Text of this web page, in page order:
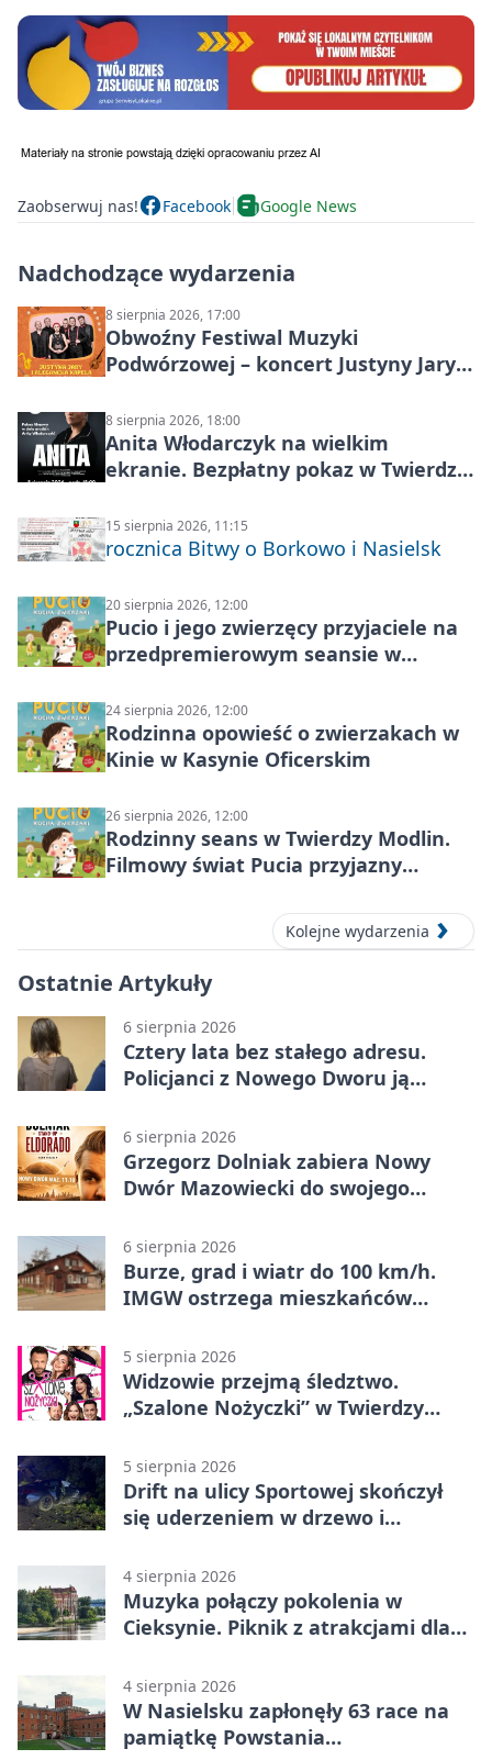
Zaobserwuj nas! Facebook Google News
Nadchodzące wydarzenia
8 sierpnia 2026, 17:00
Obwoźny Festiwal Muzyki
Podwórzowej – koncert Justyny Jary i
8 sierpnia 2026, 18:00
Anita Włodarczyk na wielkim
ekranie. Bezpłatny pokaz w Twierdzy
15 sierpnia 2026, 11:15
rocznica Bitwy o Borkowo i Nasielsk
20 sierpnia 2026, 12:00
Pucio i jego zwierzęcy przyjaciele na
przedpremierowym seansie w
24 sierpnia 2026, 12:00
Rodzinna opowieść o zwierzakach w
Kinie w Kasynie Oficerskim
26 sierpnia 2026, 12:00
Rodzinny seans w Twierdzy Modlin.
Filmowy świat Pucia przyjazny
Kolejne wydarzenia
Ostatnie Artykuły
6 sierpnia 2026
Cztery lata bez stałego adresu.
Policjanci z Nowego Dworu ją
6 sierpnia 2026
Grzegorz Dolniak zabiera Nowy
Dwór Mazowiecki do swojego
6 sierpnia 2026
Burze, grad i wiatr do 100 km/h.
IMGW ostrzega mieszkańców
5 sierpnia 2026
Widzowie przejmą śledztwo.
„Szalone Nożyczki” w Twierdzy
5 sierpnia 2026
Drift na ulicy Sportowej skończył
się uderzeniem w drzewo i
4 sierpnia 2026
Muzyka połączy pokolenia w
Cieksynie. Piknik z atrakcjami dla
4 sierpnia 2026
W Nasielsku zapłonęły 63 race na
pamiątkę Powstania